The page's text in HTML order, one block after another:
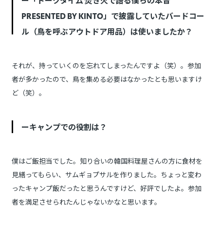
PRESENTED BY KINTO」で披露していたバードコー
ル（鳥を呼ぶアウトドア用品）は使いましたか？
それが、持っていくのを忘れてしまったんですよ（笑）。参加
者が多かったので、鳥を集める必要はなかったとも思いますけ
ど（笑）。
ーキャンプでの役割は？
僕はご飯担当でした。知り合いの韓国料理屋さんの方に食材を
見繕ってもらい、サムギョプサルを作りました。ちょっと変わ
ったキャンプ飯だったと思うんですけど、好評でしたよ。参加
者を満足させられたんじゃないかなと思います。